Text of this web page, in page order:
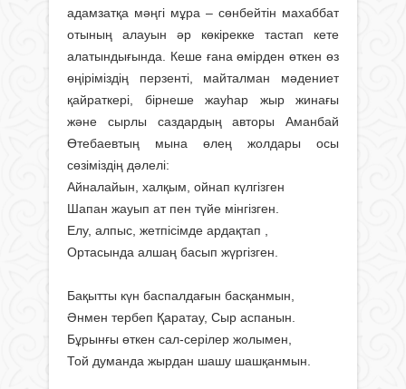
адамзатқа мәңгі мұра – сөнбейтін махаббат
отының алауын әр көкірекке тастап кете
алатындығында. Кеше ғана өмірден өткен өз
өңіріміздің перзенті, майталман мәдениет
қайраткері, бірнеше жауһар жыр жинағы
және сырлы саздардың авторы Аманбай
Өтебаевтың мына өлең жолдары осы
сөзіміздің дәлелі:
Айналайын, халқым, ойнап күлгізген
Шапан жауып ат пен түйе мінгізген.
Елу, алпыс, жетпісімде ардақтап ,
Ортасында алшаң басып жүргізген.
Бақытты күн баспалдағын басқанмын,
Әнмен тербеп Қаратау, Сыр аспанын.
Бұрынғы өткен сал-серілер жолымен,
Той думанда жырдан шашу шашқанмын.